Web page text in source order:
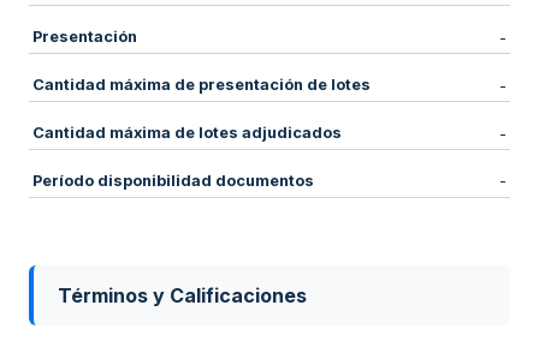
Presentación -
Cantidad máxima de presentación de lotes -
Cantidad máxima de lotes adjudicados -
Período disponibilidad documentos -
Términos y Calificaciones